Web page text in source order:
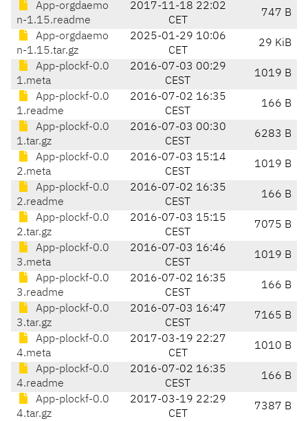
App-orgdaemo
n-1.15.readme
2017-11-18 22:02
CET
747 B
App-orgdaemo
n-1.15.tar.gz
2025-01-29 10:06
CET
29 KiB
App-plockf-0.0
1.meta
2016-07-03 00:29
CEST
1019 B
App-plockf-0.0
1.readme
2016-07-02 16:35
CEST
166 B
App-plockf-0.0
1.tar.gz
2016-07-03 00:30
CEST
6283 B
App-plockf-0.0
2.meta
2016-07-03 15:14
CEST
1019 B
App-plockf-0.0
2.readme
2016-07-02 16:35
CEST
166 B
App-plockf-0.0
2.tar.gz
2016-07-03 15:15
CEST
7075 B
App-plockf-0.0
3.meta
2016-07-03 16:46
CEST
1019 B
App-plockf-0.0
3.readme
2016-07-02 16:35
CEST
166 B
App-plockf-0.0
3.tar.gz
2016-07-03 16:47
CEST
7165 B
App-plockf-0.0
4.meta
2017-03-19 22:27
CET
1010 B
App-plockf-0.0
4.readme
2016-07-02 16:35
CEST
166 B
App-plockf-0.0
4.tar.gz
2017-03-19 22:29
CET
7387 B